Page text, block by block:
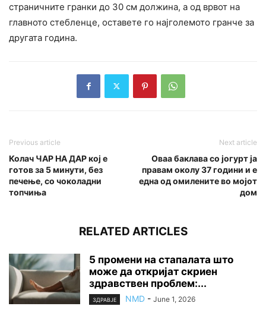
страничните гранки до 30 см должина, а од врвот на
главното стебленце, оставете го најголемото гранче за
другата година.
Previous article
Колач ЧАР НА ДАР кој е
готов за 5 минути, без
печење, со чоколадни
топчиња
Next article
Оваа баклава со јогурт ја
правам околу 37 години и е
една од омилените во мојот
дом
RELATED ARTICLES
5 промени на стапалата што
може да откријат скриен
здравствен проблем:...
ЗДРАВЈЕ NMD - June 1, 2026